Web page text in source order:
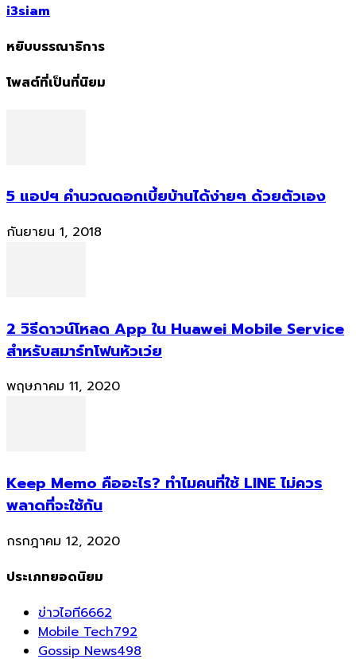
i3siam
หยิบบรรณาธิการ
โพสต์ที่เป็นที่นิยม
5 แอปฯ คำนวณดอกเบี้ยบ้านได้ง่ายๆ ด้วยตัวเอง
กันยายน 1, 2018
2 วิธีดาวน์โหลด App ใน Huawei Mobile Service
สำหรับสมาร์ทโฟนหัวเว่ย
พฤษภาคม 11, 2020
Keep Memo คืออะไร? ทำไมคนที่ใช้ LINE ไม่ควร
พลาดที่จะใช้กัน
กรกฎาคม 12, 2020
ประเภทยอดนิยม
ข่าวไอที6662
Mobile Tech792
Gossip News498